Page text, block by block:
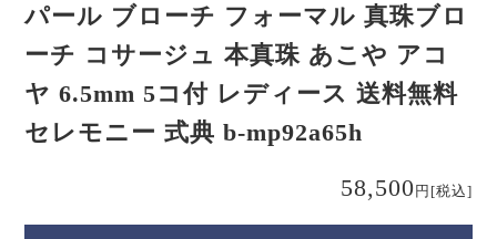
パール ブローチ フォーマル 真珠ブロ
ーチ コサージュ 本真珠 あこや アコ
ヤ 6.5mm 5コ付 レディース 送料無料
セレモニー 式典 b-mp92a65h
58,500 円 [税込]